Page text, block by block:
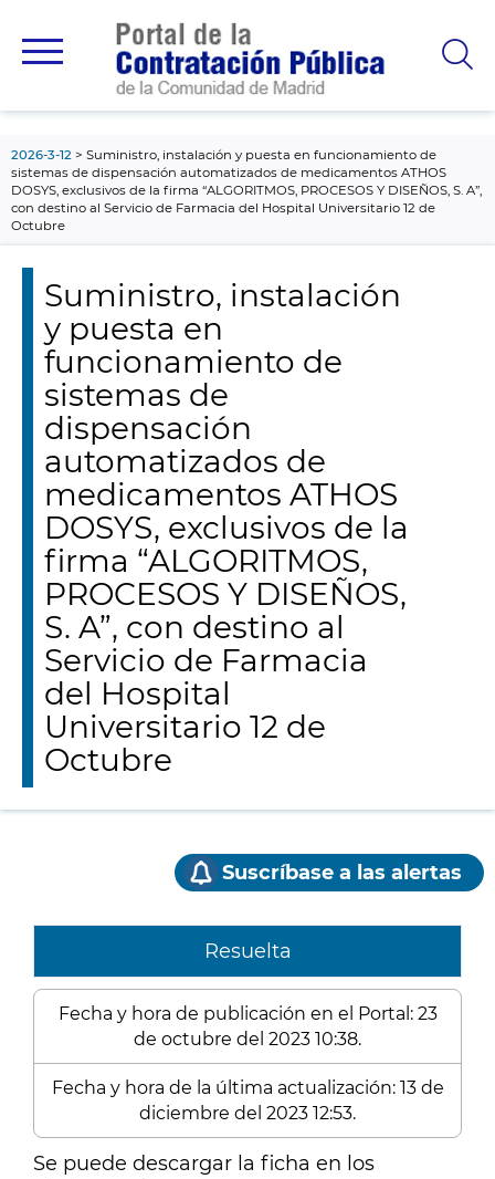
principal
2026-3-12
Suministro, instalación y puesta en funcionamiento de
sistemas de dispensación automatizados de medicamentos ATHOS
DOSYS, exclusivos de la firma “ALGORITMOS, PROCESOS Y DISEÑOS, S. A”,
con destino al Servicio de Farmacia del Hospital Universitario 12 de
Octubre
Suministro, instalación
y puesta en
funcionamiento de
sistemas de
dispensación
automatizados de
medicamentos ATHOS
DOSYS, exclusivos de la
firma “ALGORITMOS,
PROCESOS Y DISEÑOS,
S. A”, con destino al
Servicio de Farmacia
del Hospital
Universitario 12 de
Octubre
Suscríbase a las alertas
Resuelta
Fecha y hora de publicación en el Portal: 23
de octubre del 2023 10:38.
Fecha y hora de la última actualización: 13 de
diciembre del 2023 12:53.
Se puede descargar la ficha en los